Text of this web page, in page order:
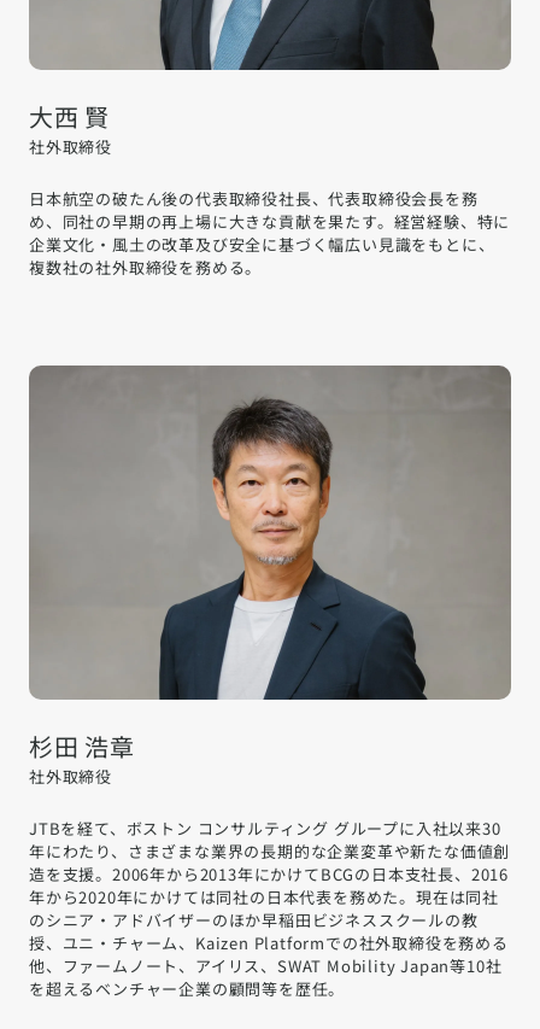
大西 賢
社外取締役
日本航空の破たん後の代表取締役社長、代表取締役会長を務
め、同社の早期の再上場に大きな貢献を果たす。経営経験、特に
企業文化・風土の改革及び安全に基づく幅広い見識をもとに、
複数社の社外取締役を務める。
杉田 浩章
社外取締役
JTBを経て、ボストン コンサルティング グループに入社以来30
年にわたり、さまざまな業界の長期的な企業変革や新たな価値創
造を支援。2006年から2013年にかけてBCGの日本支社長、2016
年から2020年にかけては同社の日本代表を務めた。現在は同社
のシニア・アドバイザーのほか早稲田ビジネススクールの教
授、ユニ・チャーム、Kaizen Platformでの社外取締役を務める
他、ファームノート、アイリス、SWAT Mobility Japan等10社
を超えるベンチャー企業の顧問等を歴任。